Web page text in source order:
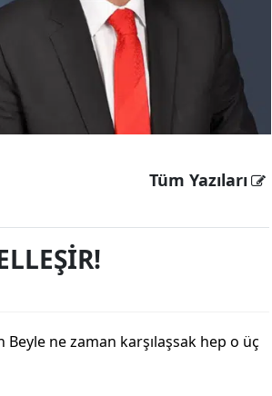
Çanakkale
Çorum
Elazığ
Tüm Yazıları
ne zaman karşılaşsak hep o üç